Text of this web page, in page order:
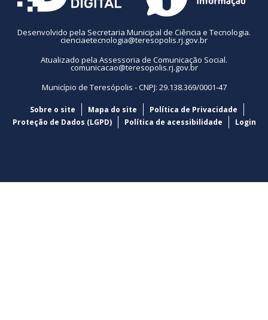
Desenvolvido pela Secretaria Municipal de Ciência e Tecnologia.
cienciaetecnologia@teresopolis.rj.gov.br
Atualizado pela Assessoria de Comunicação Social.
comunicacao@teresopolis.rj.gov.br
Município de Teresópolis - CNPJ: 29.138.369/0001-47
Sobre o site Mapa do site
Política de Privacidade
Proteção de Dados (LGPD)
Política de acessibilidade Login